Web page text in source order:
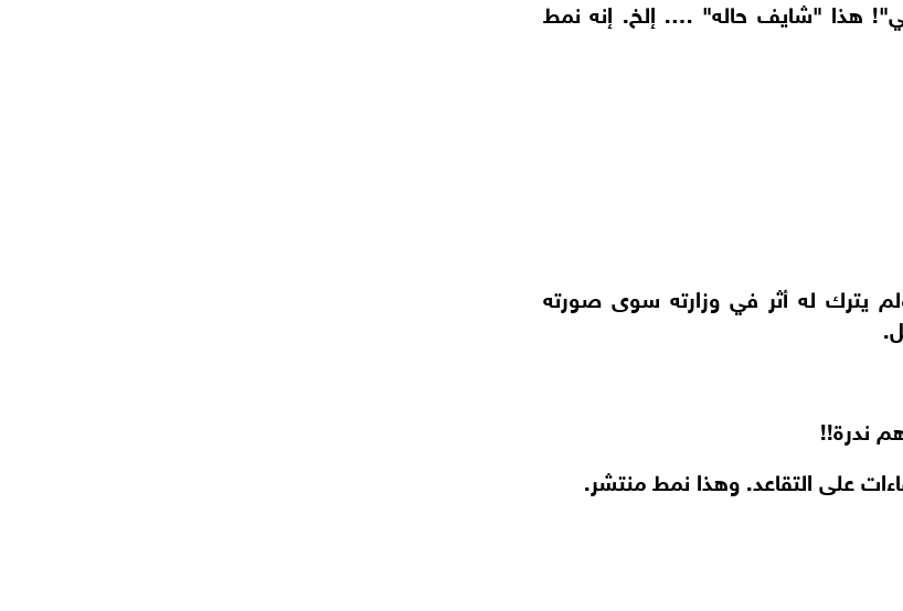
هذا "شايف حاله" …. إلخ. إنه نمط
يترك له أثر في وزارته سوى صورته
ندرة!!
على التقاعد. وهذا نمط منتشر.